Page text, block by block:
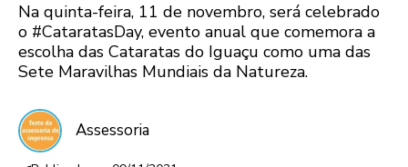
Na quinta-feira, 11 de novembro, será celebrado
o #CataratasDay, evento anual que comemora a
escolha das Cataratas do Iguaçu como uma das
Sete Maravilhas Mundiais da Natureza.
Assessoria